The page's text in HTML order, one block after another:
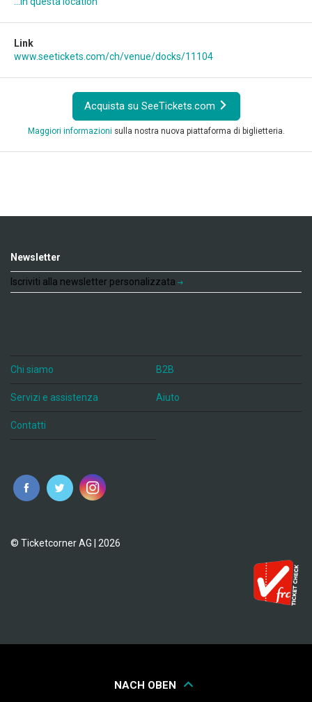
Link
www.seetickets.com/ch/venue/docks/11104
Acquista su SeeTickets.com
Maggiori informazioni sulla nostra nuova piattaforma di biglietteria.
Newsletter
Iscriviti alla newsletter personalizzata
Chi siamo B2B
Servizi e assistenza Aiuto
Contatti
© Ticketcorner AG | 2026
NACH OBEN